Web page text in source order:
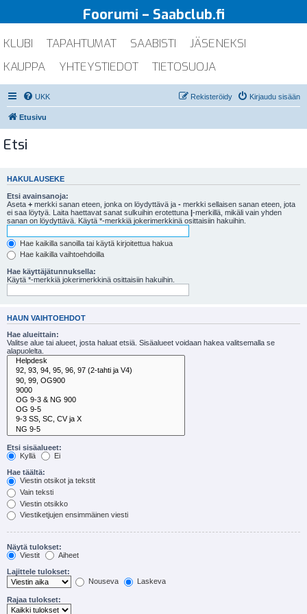
Foorumi – Saabclub.fi
KLUBI TAPAHTUMAT SAABISTI
JÄSENEKSI
KAUPPA
YHTEYSTIEDOT TIETOSUOJA
UKK Kirjaudu sisään
Rekisteröidy
Etusivu
Etsi
HAKULAUSEKE
Etsi avainsanoja:
Aseta + merkki sanan eteen, jonka on löydyttävä ja - merkki sellaisen sanan eteen, jota
ei saa löytyä. Laita haettavat sanat sulkuihin erotettuna |-merkillä, mikäli vain yhden
sanan on löydyttävä. Käytä *-merkkiä jokerimerkkinä osittaisiin hakuihin.
Hae kaikilla sanoilla tai käytä kirjoitettua hakua
Hae kaikilla vaihtoehdoilla
Hae käyttäjätunnuksella:
Käytä *-merkkiä jokerimerkkinä osittaisiin hakuihin.
HAUN VAIHTOEHDOT
Hae alueittain:
Valitse alue tai alueet, josta haluat etsiä. Sisäalueet voidaan hakea valitsemalla se
alapuolelta.
Etsi sisäalueet:
Kyllä
Ei
Hae täältä:
Viestin otsikot ja tekstit
Vain teksti
Viestin otsikko
Viestiketjujen ensimmäinen viesti
Näytä tulokset:
Viestit
Aiheet
Lajittele tulokset:
Nouseva
Laskeva
Rajaa tulokset: